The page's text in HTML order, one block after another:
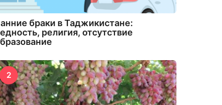
браки в Таджикистане:
религия, отсутствие
2